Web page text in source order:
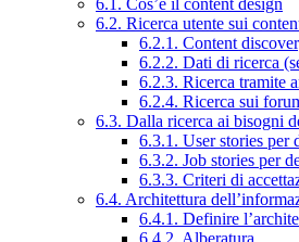
6.1. Cos’è il content design
6.2. Ricerca utente sui
6.2.1. Content
6.2.2. Dati di ricerca
6.2.3. Ricerca tramite
6.2.4. Ricerca sui
6.3. Dalla ricerca ai bisogni
6.3.1. User stories per
6.3.2. Job stories per
6.3.3. Criteri di
6.4. Architettura
6.4.1. Definire
6.4.2. Alberatura